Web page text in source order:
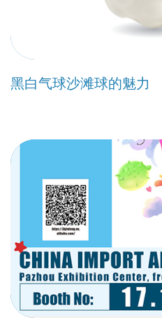
黑白气球沙滩球的魅力